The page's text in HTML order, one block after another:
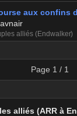
aux confins
alliés (Endwalker)
Page 1 / 1
alliés (ARR à